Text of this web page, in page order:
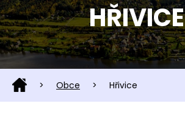
HŘIVICE
> Obce > Hřivice